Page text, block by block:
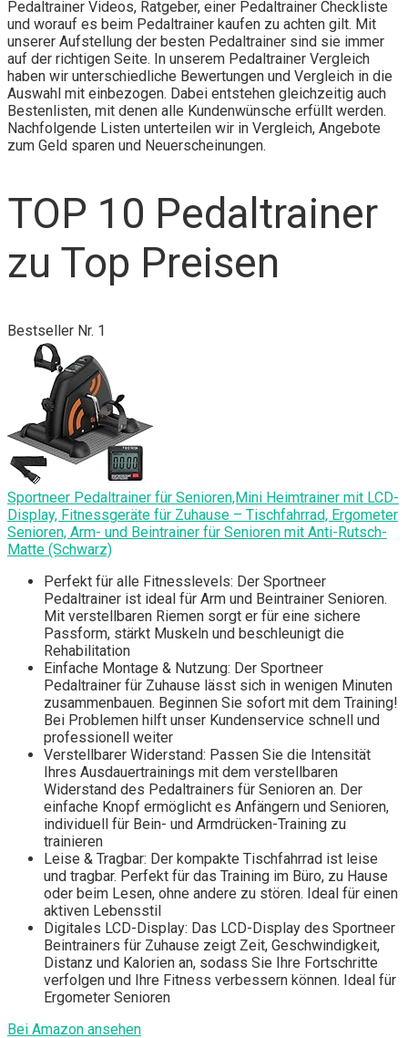
Pedaltrainer Videos, Ratgeber, einer Pedaltrainer Checkliste
und worauf es beim Pedaltrainer kaufen zu achten gilt. Mit
unserer Aufstellung der besten Pedaltrainer sind sie immer
auf der richtigen Seite. In unserem Pedaltrainer Vergleich
haben wir unterschiedliche Bewertungen und Vergleich in die
Auswahl mit einbezogen. Dabei entstehen gleichzeitig auch
Bestenlisten, mit denen alle Kundenwünsche erfüllt werden.
Nachfolgende Listen unterteilen wir in Vergleich, Angebote
zum Geld sparen und Neuerscheinungen.
TOP 10 Pedaltrainer
zu Top Preisen
Bestseller Nr. 1
Sportneer Pedaltrainer für Senioren,Mini Heimtrainer mit LCD-
Display, Fitnessgeräte für Zuhause – Tischfahrrad, Ergometer
Senioren, Arm- und Beintrainer für Senioren mit Anti-Rutsch-
Matte (Schwarz)
Perfekt für alle Fitnesslevels: Der Sportneer
Pedaltrainer ist ideal für Arm und Beintrainer Senioren.
Mit verstellbaren Riemen sorgt er für eine sichere
Passform, stärkt Muskeln und beschleunigt die
Rehabilitation
Einfache Montage & Nutzung: Der Sportneer
Pedaltrainer für Zuhause lässt sich in wenigen Minuten
zusammenbauen. Beginnen Sie sofort mit dem Training!
Bei Problemen hilft unser Kundenservice schnell und
professionell weiter
Verstellbarer Widerstand: Passen Sie die Intensität
Ihres Ausdauertrainings mit dem verstellbaren
Widerstand des Pedaltrainers für Senioren an. Der
einfache Knopf ermöglicht es Anfängern und Senioren,
individuell für Bein- und Armdrücken-Training zu
trainieren
Leise & Tragbar: Der kompakte Tischfahrrad ist leise
und tragbar. Perfekt für das Training im Büro, zu Hause
oder beim Lesen, ohne andere zu stören. Ideal für einen
aktiven Lebensstil
Digitales LCD-Display: Das LCD-Display des Sportneer
Beintrainers für Zuhause zeigt Zeit, Geschwindigkeit,
Distanz und Kalorien an, sodass Sie Ihre Fortschritte
verfolgen und Ihre Fitness verbessern können. Ideal für
Ergometer Senioren
Bei Amazon ansehen